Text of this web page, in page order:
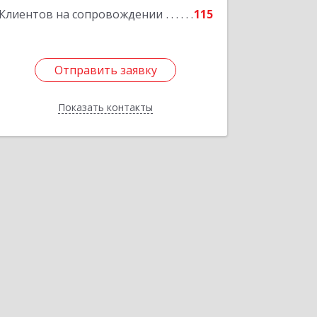
Клиентов на сопровождении 115
Отправить заявку
Показать контакты
Отправить заявку
Назад